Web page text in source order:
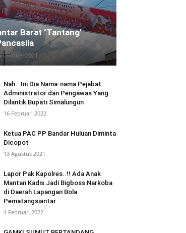
Barat ‘Tantang’
Oktober 2021
Nah.. Ini Dia Nama-nama Pejabat
Administrator dan Pengawas Yang
Dilantik Bupati Simalungun
16 Februari 2022
Ketua PAC PP Bandar Huluan Diminta
Dicopot
13 Agustus 2021
Lapor Pak Kapolres..!! Ada Anak
Mantan Kadis Jadi Bigboss Narkoba
di Daerah Lapangan Bola
Pematangsiantar
4 Februari 2022